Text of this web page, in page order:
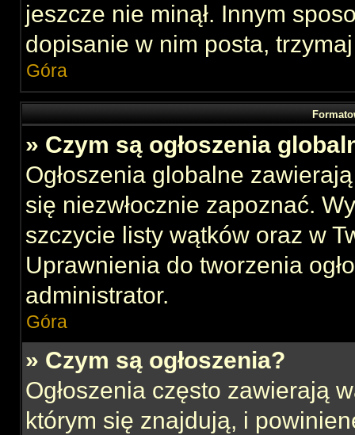
jeszcze nie minął. Innym
dopisanie w nim posta,
Góra
» Czym są ogłoszenia
Ogłoszenia globalne
się niezwłocznie zapoznać.
szczycie listy wątków oraz w
Uprawnienia do tworzenia
administrator.
Góra
» Czym są ogłoszenia?
Ogłoszenia często zawierają
którym się znajdują, i